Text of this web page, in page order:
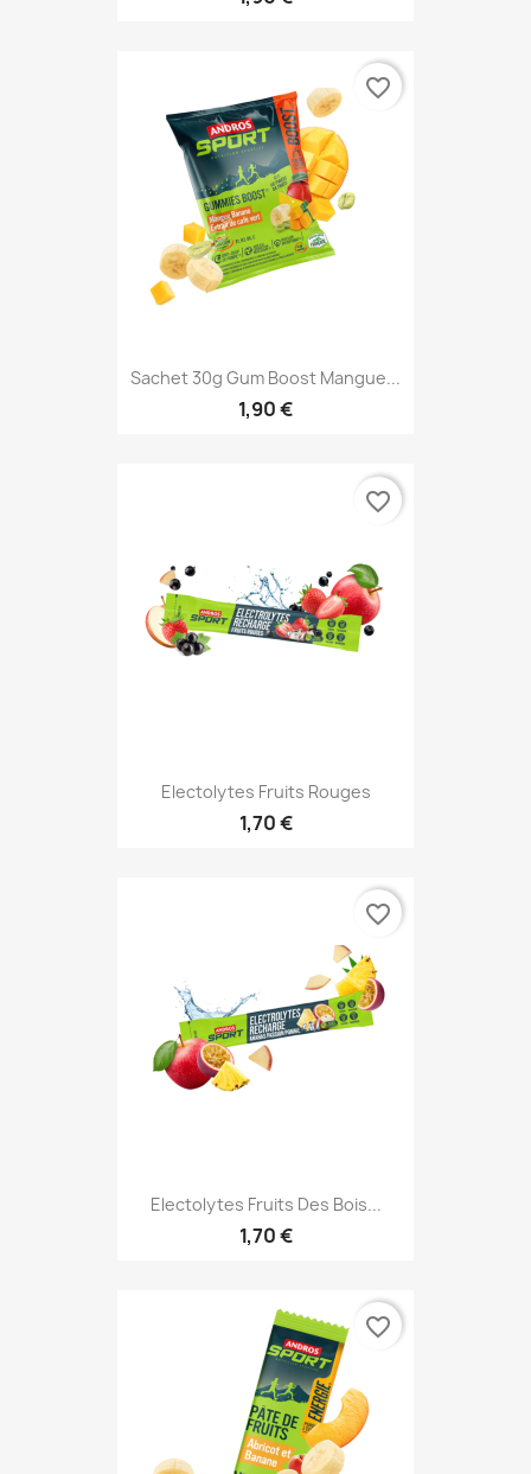
Sachet 30g Gum Boost Mangue...
1,90 €
favorite_border
Electolytes Fruits Rouges
1,70 €
favorite_border
Electolytes Fruits Des Bois...
1,70 €
favorite_border
favorite_border